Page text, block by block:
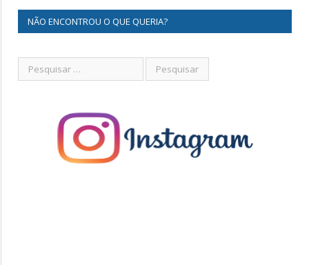
NÃO ENCONTROU O QUE QUERIA?